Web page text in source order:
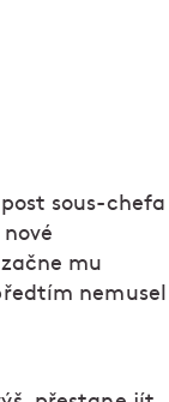
sous-chefa
mu
nemusel